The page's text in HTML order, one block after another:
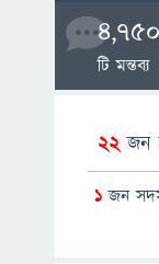
4,750
টি মন্তব্য
22জন
1 জন